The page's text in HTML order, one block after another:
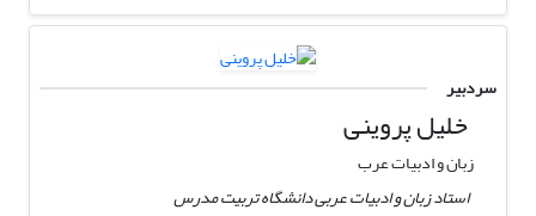
سردبیر
خلیل پروینی
زبان و ادبیات عرب
استاد زبان و ادبیات عربی دانشگاه تربیت مدرس